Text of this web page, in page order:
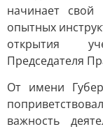
начинает свой
опытных
открытия
Председателя
От имени
важность